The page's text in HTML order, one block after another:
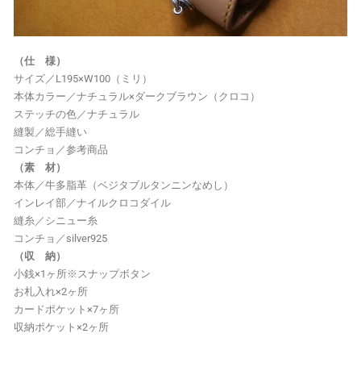
（仕 様）
サイズ／L195×W100（ミリ）
本体カラー／ナチュラル×ダークブラウン（クロコ）
ステッチの色／ナチュラル
縫製／総手縫い
コンチョ／参考商品
（素 材）
本体／牛多脂革（ベジタブルタンニンなめし）
インレイ部／ナイルクロコダイル
縫糸／シニュー糸
コンチョ／silver925
（収 納）
小銭×1ヶ所※スナップボタン
お札入れ×2ヶ所
カードポケット×7ヶ所
収納ポケット×2ヶ所